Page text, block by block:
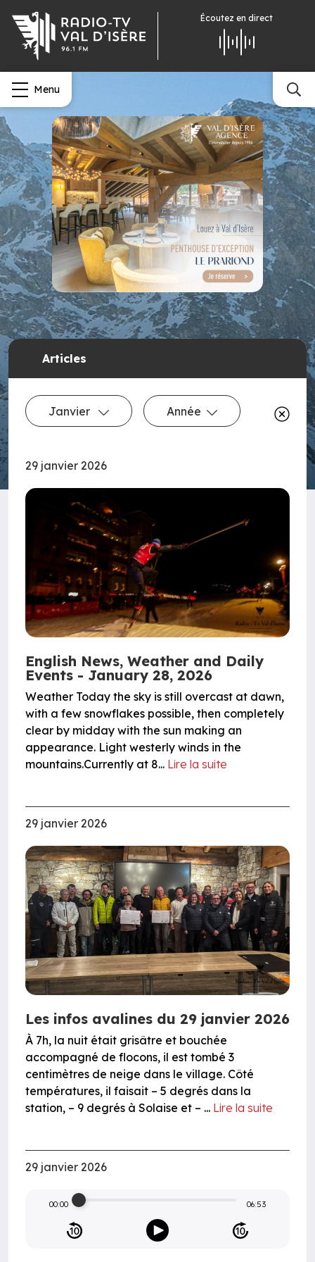
Écoutez en direct
Menu
Articles
Janvier Année
29 janvier 2026
English News, Weather and Daily
Events - January 28, 2026
Weather Today the sky is still overcast at dawn,
with a few snowflakes possible, then completely
clear by midday with the sun making an
appearance. Light westerly winds in the
mountains.Currently at 8... Lire la suite
29 janvier 2026
Les infos avalines du 29 janvier 2026
À 7h, la nuit était grisâtre et bouchée
accompagné de flocons, il est tombé 3
centimètres de neige dans le village. Côté
températures, il faisait – 5 degrés dans la
station, – 9 degrés à Solaise et – ... Lire la suite
29 janvier 2026
00:00 06:53